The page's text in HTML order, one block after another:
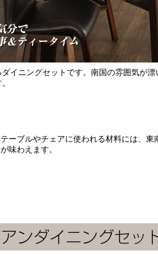
ダイニングセットです。南国の雰囲気が
テーブルやチェアに使われる材料には、
が味わえます。